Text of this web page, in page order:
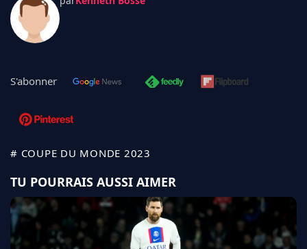
S'abonner
# COUPE DU MONDE 2023
TU POURRAIS AUSSI AIMER